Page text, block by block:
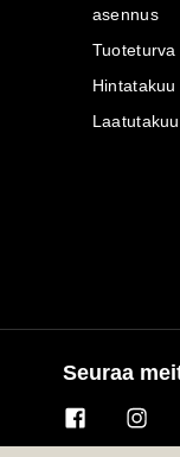
asennus
Tuoteturva
Hintatakuu
Laatutakuu
Seuraa